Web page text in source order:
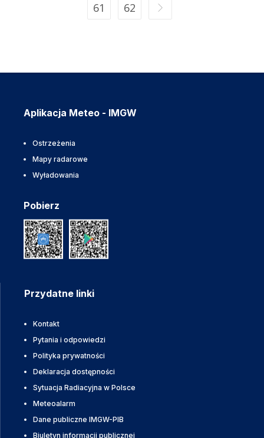
61
62
Aplikacja Meteo - IMGW
Ostrzeżenia
Mapy radarowe
Wyładowania
Pobierz
Przydatne linki
Kontakt
Pytania i odpowiedzi
Polityka prywatności
Deklaracja dostępności
Sytuacja Radiacyjna w Polsce
Meteoalarm
Dane publiczne IMGW-PIB
Biuletyn informacji publicznej